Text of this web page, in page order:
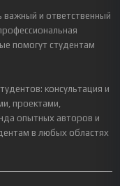
и ответственный
помогут студентам
консультация и
проектами,
опытных авторов и
в любых областях